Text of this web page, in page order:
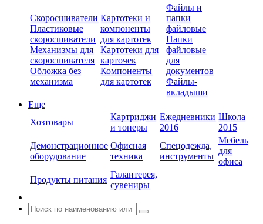
Скоросшиватели
Пластиковые
скоросшиватели
Механизмы для
скоросшивателя
Обложка без
механизма
Картотеки и
компоненты
для картотек
Картотеки для
карточек
Компоненты
для картотек
Файлы и
папки
файловые
Папки
файловые
для
документов
Файлы-
вкладыши
Еще
Хозтовары
Картриджи
и тонеры
Ежедневники
2016
Школа
2015
Демонстрационное
оборудование
Офисная
техника
Спецодежда,
инструменты
Мебель
для
офиса
Продукты питания
Галантерея,
сувениры